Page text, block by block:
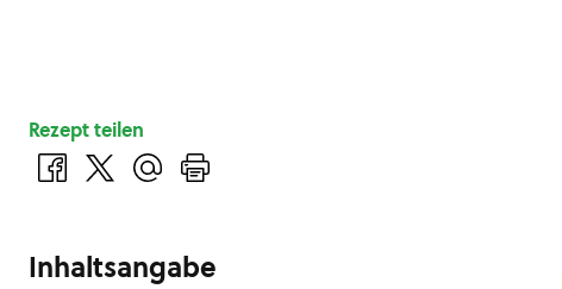
Rezept teilen
Inhaltsangabe